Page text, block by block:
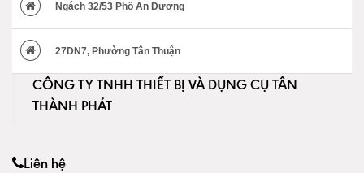
Ngách 32/53 Phố An Dương
27DN7, Phường Tân Thuận
CÔNG TY TNHH THIẾT BỊ VÀ DỤNG CỤ TÂN
THÀNH PHÁT
Liên hệ